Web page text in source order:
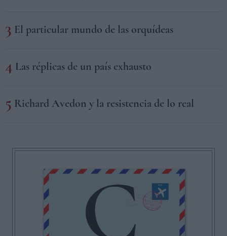
El particular mundo de las orquídeas
Las réplicas de un país exhausto
Richard Avedon y la resistencia de lo real